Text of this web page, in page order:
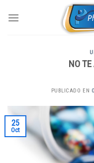
NO
PUBLICADO EN
25
Oct